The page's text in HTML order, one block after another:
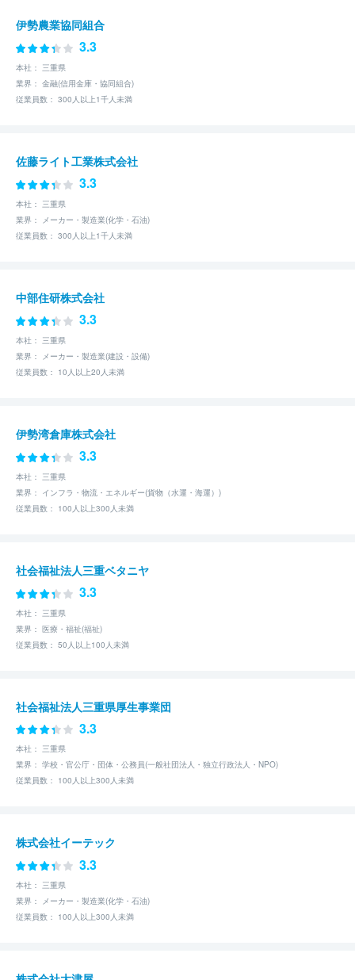
伊勢農業協同組合
3.3
本社： 三重県
業界： 金融(信用金庫・協同組合)
従業員数： 300人以上1千人未満
佐藤ライト工業株式会社
3.3
本社： 三重県
業界： メーカー・製造業(化学・石油)
従業員数： 300人以上1千人未満
中部住研株式会社
3.3
本社： 三重県
業界： メーカー・製造業(建設・設備)
従業員数： 10人以上20人未満
伊勢湾倉庫株式会社
3.3
本社： 三重県
業界： インフラ・物流・エネルギー(貨物（水運・海運）)
従業員数： 100人以上300人未満
社会福祉法人三重ベタニヤ
3.3
本社： 三重県
業界： 医療・福祉(福祉)
従業員数： 50人以上100人未満
社会福祉法人三重県厚生事業団
3.3
本社： 三重県
業界： 学校・官公庁・団体・公務員(一般社団法人・独立行政法人・NPO)
従業員数： 100人以上300人未満
株式会社イーテック
3.3
本社： 三重県
業界： メーカー・製造業(化学・石油)
従業員数： 100人以上300人未満